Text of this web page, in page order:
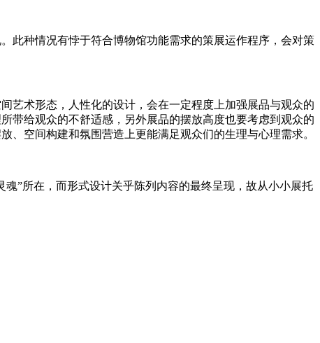
此种情况有悖于符合博物馆功能需求的策展运作程序，会对策
艺术形态，人性化的设计，会在一定程度上加强展品与观众的
带给观众的不舒适感，另外展品的摆放高度也要考虑到观众的
空间构建和氛围营造上更能满足观众们的生理与心理需求。
魂”所在，而形式设计关乎陈列内容的最终呈现，故从小小展托